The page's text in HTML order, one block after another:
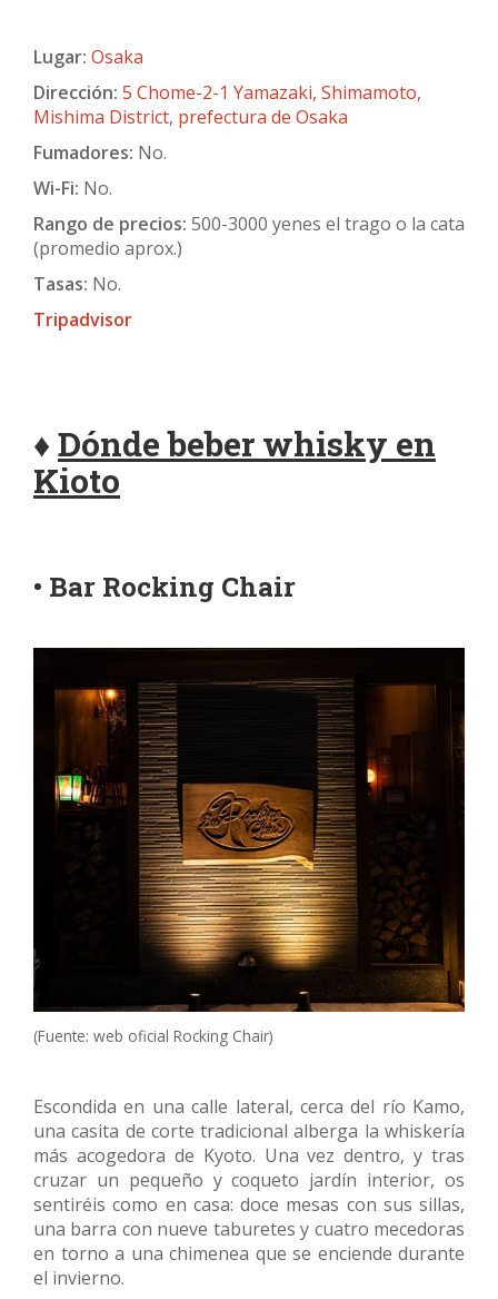
Lugar: Osaka
Dirección: 5 Chome-2-1 Yamazaki, Shimamoto,
Mishima District, prefectura de Osaka
Fumadores: No.
Wi-Fi: No.
Rango de precios: 500-3000 yenes el trago o la cata
(promedio aprox.)
Tasas: No.
Tripadvisor
♦Dónde beber whisky en
Kioto
• Bar Rocking Chair
(Fuente: web oficial Rocking Chair)
Escondida en una calle lateral, cerca del río Kamo,
una casita de corte tradicional alberga la whiskería
más acogedora de Kyoto. Una vez dentro, y tras
cruzar un pequeño y coqueto jardín interior, os
sentiréis como en casa: doce mesas con sus sillas,
una barra con nueve taburetes y cuatro mecedoras
en torno a una chimenea que se enciende durante
el invierno.